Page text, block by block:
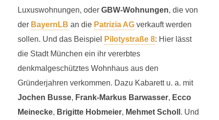
Luxuswohnungen, oder GBW-Wohnungen, die von
der BayernLB an die Patrizia AGverkauft werden
sollen. Und das Beispiel
Pilotystraße 8: Hier lässt
die Stadt München ein ihr vererbtes
denkmalgeschütztes Wohnhaus aus den
Gründerjahren verkommen. Dazu Kabarett u. a. mit
Jochen Busse, Frank-Markus Barwasser, Ecco
Meinecke, Brigitte Hobmeier, Mehmet Scholl . Und